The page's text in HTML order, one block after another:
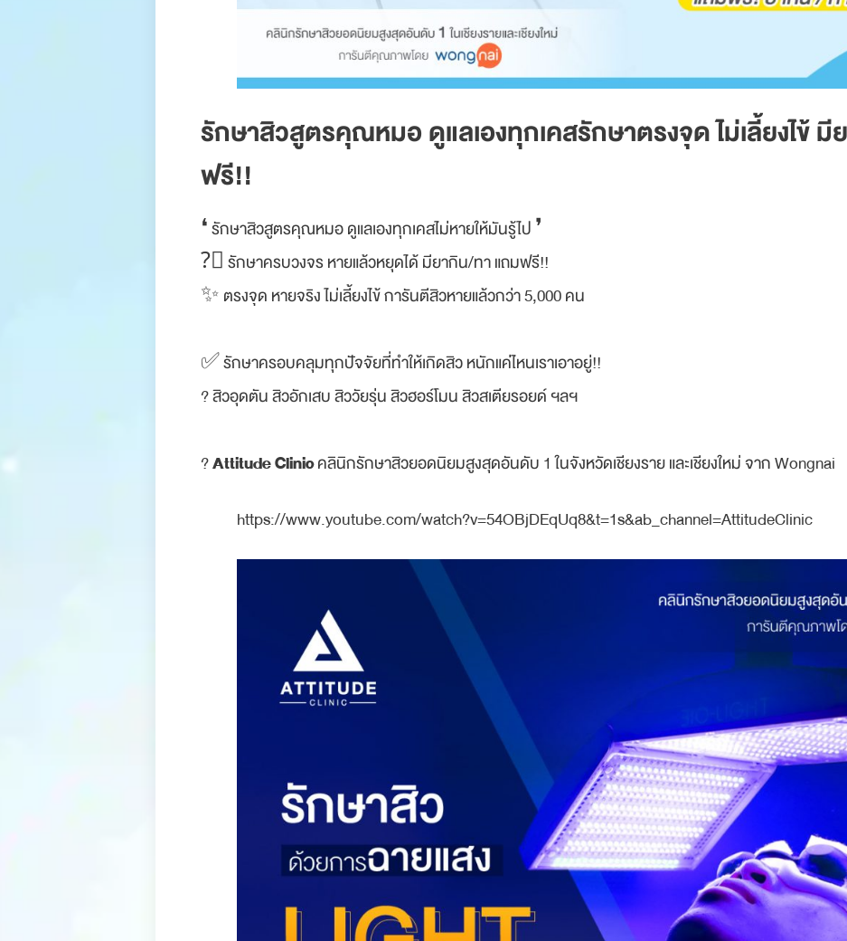
รักษาสิวสูตรคุณหมอ ดูแลเองทุกเคสรักษาตรงจุด ไม่เลี้ยงไข้
ฟรี!!
❛ รักษาสิวสูตรคุณหมอ ดูแลเองทุกเคสไม่หายให้มันรู้ไป ❜
?‍⚕ รักษาครบวงจร หายแล้วหยุดได้ มียากิน/ทา แถมฟรี!!
✨ ตรงจุด หายจริง ไม่เลี้ยงไข้ การันตีสิวหายแล้วกว่า 5,000 คน
✅ รักษาครอบคลุมทุกปัจจัยที่ทำให้เกิดสิว หนักแค่ไหนเราเอาอยู่!!
? สิวอุดตัน สิวอักเสบ สิววัยรุ่น สิวฮอร์โมน สิวสเตียรอยด์ ฯลฯ
?Attitude Clinicคลินิกรักษาสิวยอดนิยมสูงสุดอันดับ 1 ในจังหวัดเชียงราย และเชียงใหม่ จาก Wongnai
https://www.youtube.com/watch?v=54OBjDEqUq8&t=1s&ab_channel=AttitudeClinic